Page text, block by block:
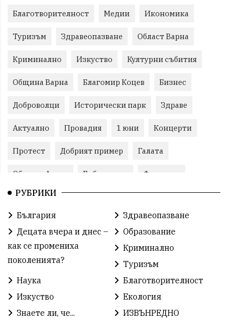
Благотворителност Медии Икономика
Туризъм Здравеопазване Област Варна
Криминално Изкуство Културни събития
Община Варна Благомир Коцев Бизнес
Доброволци Исторически парк Здраве
Актуално Провадия 1 юни Концерти
Протест Добрият пример Галата
Община Аврен Библиотека Фестивал
Финанси
Театър Спорт за деца История
Градски транспорт
Безплатни прегледи Волейбол Карин дом
Зелена Енергия Ден на детето
Книги Ветрогенератори Девня
РУБРИКИ
България
Здравеопазване
Децата вчера и днес –
как се промениха
поколенията?
Образование
Криминално
Туризъм
Наука
Благотворителност
Изкуство
Екология
Знаете ли, че...
ИЗВЪНРЕДНО